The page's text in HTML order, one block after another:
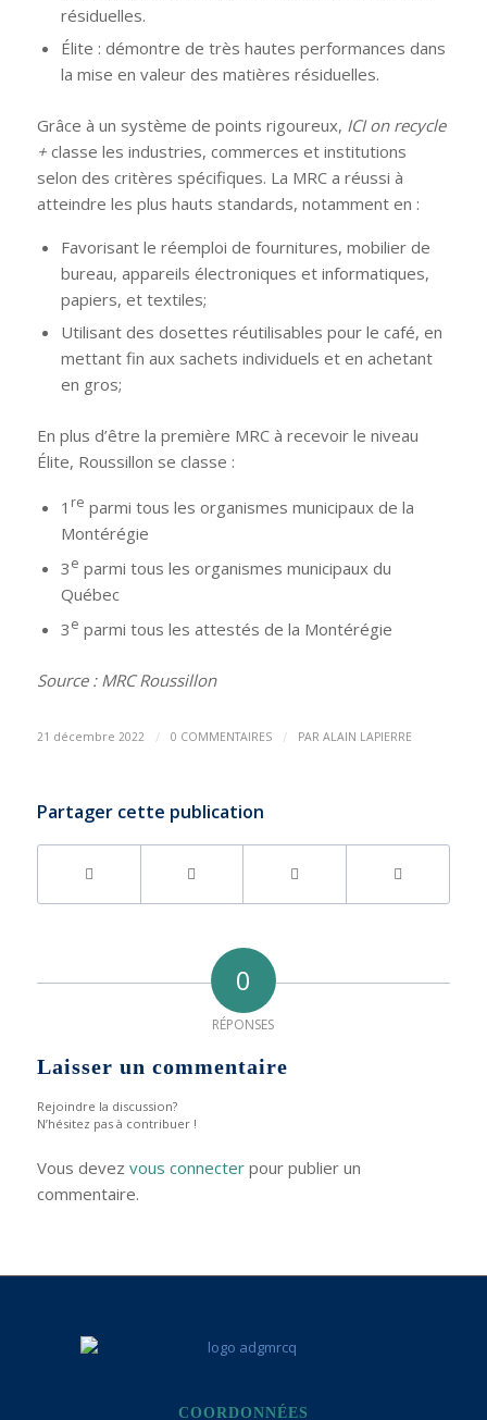
résiduelles.
Élite : démontre de très hautes performances dans
la mise en valeur des matières résiduelles.
Grâce à un système de points rigoureux, ICI on recycle
+classe les industries, commerces et institutions
selon des critères spécifiques. La MRC a réussi à
atteindre les plus hauts standards, notamment en :
Favorisant le réemploi de fournitures, mobilier de
bureau, appareils électroniques et informatiques,
papiers, et textiles;
Utilisant des dosettes réutilisables pour le café, en
mettant fin aux sachets individuels et en achetant
en gros;
En plus d’être la première MRC à recevoir le niveau
Élite, Roussillon se classe :
1 re parmi tous les organismes municipaux de la
Montérégie
3e parmi tous les organismes municipaux du
Québec
3e parmi tous les attestés de la Montérégie
Source : MRC Roussillon
21 décembre 2022 / 0 COMMENTAIRES / PAR ALAIN LAPIERRE
Partager cette publication
0
RÉPONSES
Laisser un commentaire
Rejoindre la discussion?
N’hésitez pas à contribuer !
Vous devez vous connecterpour publier un
commentaire.
COORDONNÉES